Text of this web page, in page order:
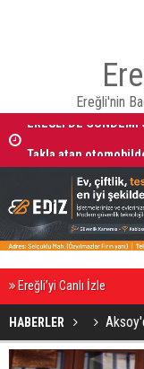
Ereğli'nin
Ereğli’yi Canlı İzle
HABERLER